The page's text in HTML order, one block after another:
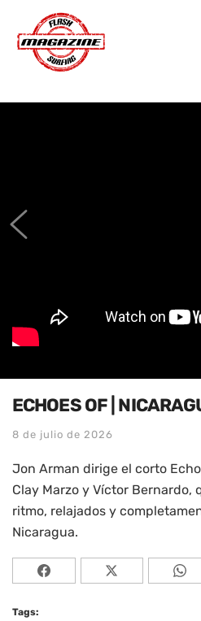
ECHOES OF |
8 de julio de 2026
Jon Arman dirige el corto
Clay Marzo y Víctor Bernardo,
ritmo, relajados y
Nicaragua.
Tags: